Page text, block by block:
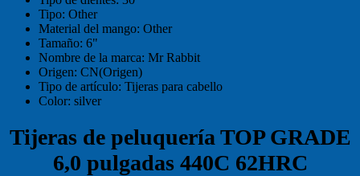
Tipo: Other
Material del mango: Other
Tamaño: 6"
Nombre de la marca: Mr Rabbit
Origen: CN(Origen)
Tipo de artículo: Tijeras para cabello
Color: silver
Tijeras de peluquería TOP GRADE
6,0 pulgadas 440C 62HRC